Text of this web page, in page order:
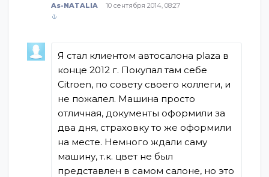
As-NATALIA 10 сентября 2014, 08:27
Я стал клиентом автосалона plaza в
конце 2012 г. Покупал там себе
Citroen, по совету своего коллеги, и
не пожалел. Машина просто
отличная, документы оформили за
два дня, страховку то же оформили
на месте. Немного ждали саму
машину, т.к. цвет не был
представлен в самом салоне, но это